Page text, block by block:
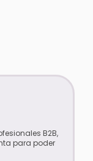
B2B,
para poder